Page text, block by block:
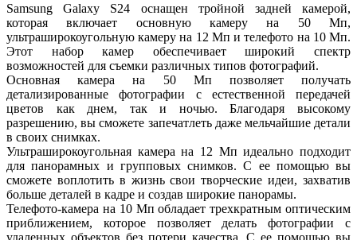
Samsung Galaxy S24 оснащен тройной задней камерой,
которая включает основную камеру на 50 Мп,
ультраширокоугольную камеру на 12 Мп и телефото на 10 Мп.
Этот набор камер обеспечивает широкий спектр
возможностей для съемки различных типов фотографий.
Основная камера на 50 Мп позволяет получать
детализированные фотографии с естественной передачей
цветов как днем, так и ночью. Благодаря высокому
разрешению, вы сможете запечатлеть даже мельчайшие детали
в своих снимках.
Ультраширокоугольная камера на 12 Мп идеально подходит
для панорамных и групповых снимков. С ее помощью вы
сможете воплотить в жизнь свои творческие идеи, захватив
больше деталей в кадре и создав широкие панорамы.
Телефото-камера на 10 Мп обладает трехкратным оптическим
приближением, которое позволяет делать фотографии с
удаленных объектов без потери качества. С ее помощью вы